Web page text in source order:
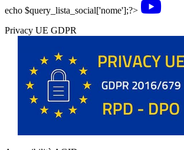
echo $query_lista_social['nome'];?>
Privacy UE GDPR